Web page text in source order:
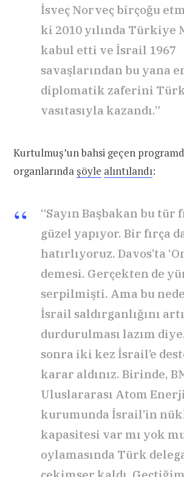
İsveç Norveç birçoğu
ki 2010 yılında Türkiye
kabul etti ve İsrail 1967
savaşlarından bu yana
diplomatik zaferini
vasıtasıyla kazandı.”
Kurtulmuş’un bahsi geçen
organlarındaşöyle alıntılandı:
“Sayın Başbakan bu tür
güzel yapıyor. Bir fırça
hatırlıyoruz. Davos’ta
demesi. Gerçekten de
serpilmişti. Ama bu
İsrail saldırganlığını
durdurulması lazım
sonra iki kez İsrail’e
karar aldınız. Birinde,
Uluslararası Atom
kurumunda İsrail’in
kapasitesi var mı yok
oylamasında Türk